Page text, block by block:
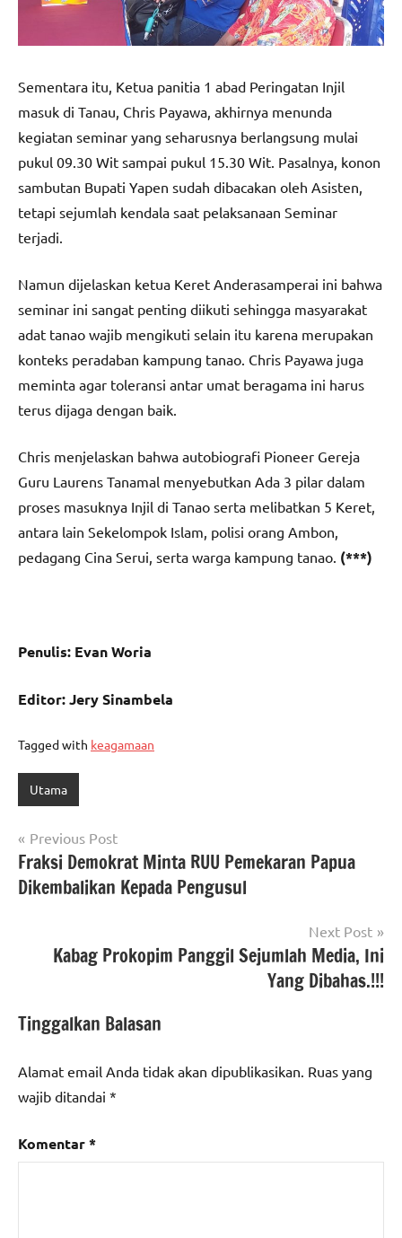
Sementara itu, Ketua panitia 1 abad Peringatan Injil
masuk di Tanau, Chris Payawa, akhirnya menunda
kegiatan seminar yang seharusnya berlangsung mulai
pukul 09.30 Wit sampai pukul 15.30 Wit. Pasalnya, konon
sambutan Bupati Yapen sudah dibacakan oleh Asisten,
tetapi sejumlah kendala saat pelaksanaan Seminar
terjadi.
Namun dijelaskan ketua Keret Anderasamperai ini bahwa
seminar ini sangat penting diikuti sehingga masyarakat
adat tanao wajib mengikuti selain itu karena merupakan
konteks peradaban kampung tanao. Chris Payawa juga
meminta agar toleransi antar umat beragama ini harus
terus dijaga dengan baik.
Chris menjelaskan bahwa autobiografi Pioneer Gereja
Guru Laurens Tanamal menyebutkan Ada 3 pilar dalam
proses masuknya Injil di Tanao serta melibatkan 5 Keret,
antara lain Sekelompok Islam, polisi orang Ambon,
pedagang Cina Serui, serta warga kampung tanao. (***)
Penulis: Evan Woria
Editor: Jery Sinambela
Tagged with keagamaan
Utama
Navigasi
pos
Previous Post
Fraksi Demokrat Minta RUU Pemekaran Papua
Dikembalikan Kepada Pengusul
Next Post
Kabag Prokopim Panggil Sejumlah Media, Ini
Yang Dibahas.!!!
Tinggalkan Balasan
Alamat email Anda tidak akan dipublikasikan. Ruas yang
wajib ditandai *
Komentar*